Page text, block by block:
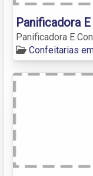
Panificadora
Panificadora E
Confeitarias